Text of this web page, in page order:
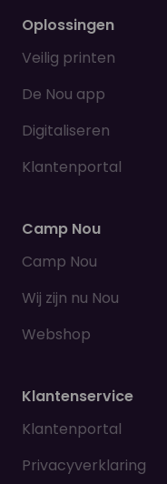
Oplossingen
Veilig printen
De Nou app
Digitaliseren
Klantenportal
Camp Nou
Camp Nou
Wij zijn nu Nou
Webshop
Klantenservice
Klantenportal
Privacyverklaring